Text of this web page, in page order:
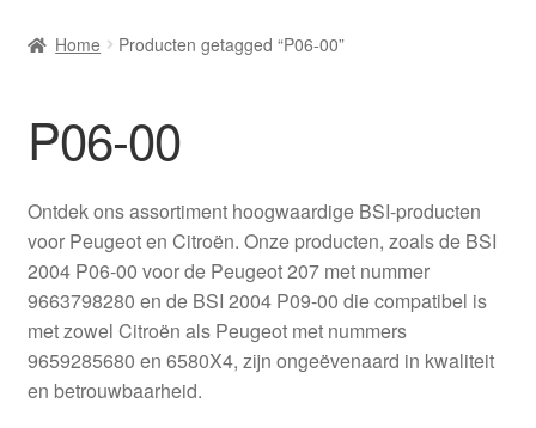
Betalingen
Contact
Kassa
Klachten
Home Producten getagged “P06-00”
P06-00
Ontdek ons assortiment hoogwaardige BSI-producten
voor Peugeot en Citroën. Onze producten, zoals de BSI
2004 P06-00 voor de Peugeot 207 met nummer
9663798280 en de BSI 2004 P09-00 die compatibel is
met zowel Citroën als Peugeot met nummers
9659285680 en 6580X4, zijn ongeëvenaard in kwaliteit
en betrouwbaarheid.